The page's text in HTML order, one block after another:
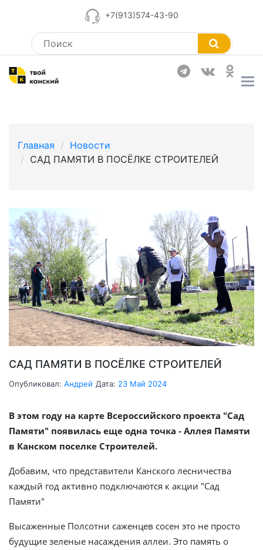
+7(913)574-43-90
Главная
Новости
САД ПАМЯТИ В ПОСЁЛКЕ СТРОИТЕЛЕЙ
САД ПАМЯТИ В ПОСЁЛКЕ СТРОИТЕЛЕЙ
Опубликовал: Андрей Дата: 23 Май 2024
В этом году на карте Всероссийского проекта "Сад
Памяти" появилась еще одна точка - Аллея Памяти
в Канском поселке Строителей.
Добавим, что представители Канского лесничества
каждый год активно подключаются к акции "Сад
Памяти"
Высаженные Полсотни саженцев сосен это не просто
будущие зеленые насаждения аллеи. Это память о